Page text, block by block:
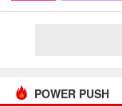
POWER PUSH